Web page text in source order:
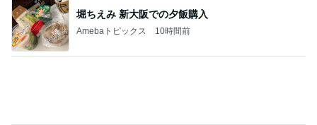
高額療養費制度の自己負担の見直し
Amebaトピックス 1日前